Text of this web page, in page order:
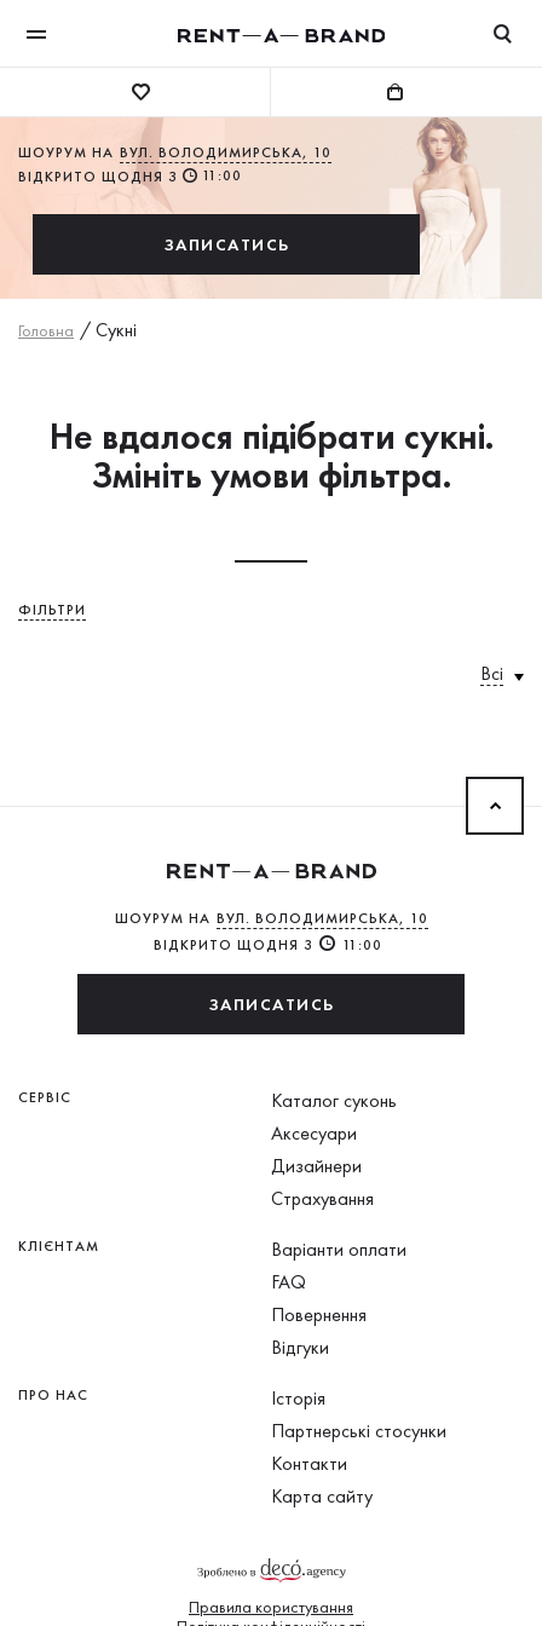
ШОУРУМ НА ВУЛ. ВОЛОДИМИРСЬКА, 10
ВІДКРИТО ЩОДНЯ З
11:00
ЗАПИСАТИСЬ
Головна /Сукнi
Не вдалося підібрати сукні.
Змініть умови фільтра.
ФІЛЬТРИ
Всі
ШОУРУМ НА ВУЛ. ВОЛОДИМИРСЬКА, 10
ВІДКРИТО ЩОДНЯ З
11:00
ЗАПИСАТИСЬ
СЕРВІС
Каталог суконь
Аксесуари
Дизайнери
Страхування
КЛІЄНТАМ
Варіанти оплати
FAQ
Повернення
Відгуки
ПРО НАС
Історія
Партнерські стосунки
Контакти
Карта сайту
Правила користування